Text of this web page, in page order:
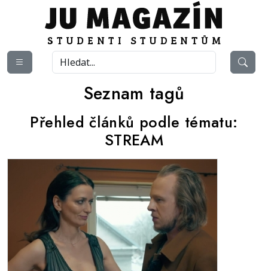
Seznam tagů
Přehled článků podle tématu:
STREAM